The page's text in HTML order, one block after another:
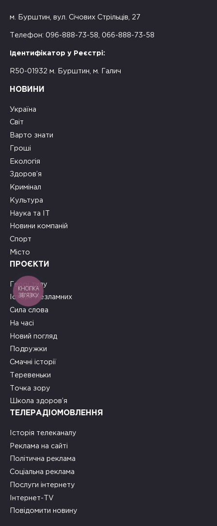
м. Бурштин, вул. Січових Стрільців, 27
Телефон: 096-888-73-58, 066-888-73-58
Ідентифікатор у Реєстрі:
R50-01932 м. Бурштин, м. Галич
НОВИНИ
Україна
Світ
Варто знати
Гроші
Екологія
Здоров’я
Кримінал
Культура
Наука та ІТ
Новини компаній
Спорт
Місто
ПРОЄКТИ
Герої тилу
Історії Незламних
Сила слова
На часі
Новий погляд
Подружки
Смачні історії
Теревеньки
Точка зору
Школа здоров’я
ТЕЛЕРАДІОМОВЛЕННЯ
Історія телеканалу
Реклама на сайті
Політична реклама
Соціальна реклама
Послуги інтернету
Інтернет-TV
Повідомити новину
КНОПКА
ЗВ'ЯЗКУ